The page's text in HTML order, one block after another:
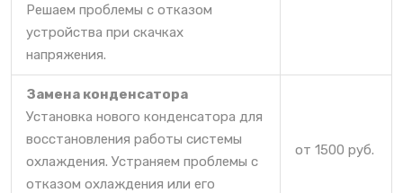
Решаем проблемы с отказом
устройства при скачках
напряжения.
Замена конденсатора
Установка нового конденсатора для
восстановления работы системы
охлаждения. Устраняем проблемы с
отказом охлаждения или его
от 1500 руб.